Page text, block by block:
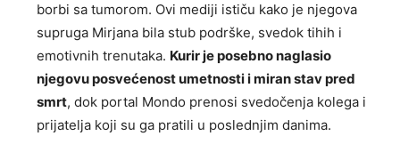
borbi sa tumorom. Ovi mediji ističu kako je njegova
supruga Mirjana bila stub podrške, svedok tihih i
emotivnih trenutaka. Kurir je posebno naglasio
njegovu posvećenost umetnosti i miran stav pred
smrt, dok portal Mondo prenosi svedočenja kolega i
prijatelja koji su ga pratili u poslednjim danima.